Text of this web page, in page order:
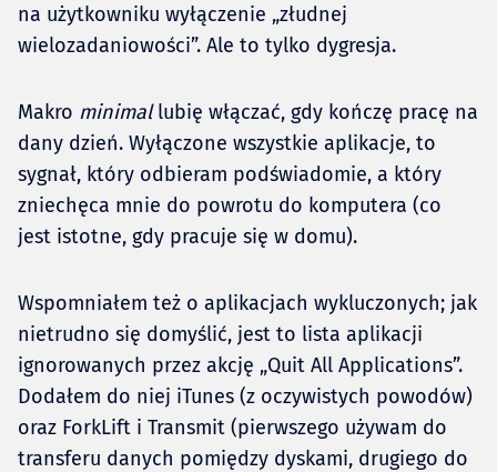
na użytkowniku wyłączenie „złudnej
wielozadaniowości”. Ale to tylko dygresja.
Makro minimallubię włączać, gdy kończę pracę na
dany dzień. Wyłączone wszystkie aplikacje, to
sygnał, który odbieram podświadomie, a który
zniechęca mnie do powrotu do komputera (co
jest istotne, gdy pracuje się w domu).
Wspomniałem też o aplikacjach wykluczonych; jak
nietrudno się domyślić, jest to lista aplikacji
ignorowanych przez akcję „Quit All Applications”.
Dodałem do niej iTunes (z oczywistych powodów)
oraz ForkLift i Transmit (pierwszego używam do
transferu danych pomiędzy dyskami, drugiego do